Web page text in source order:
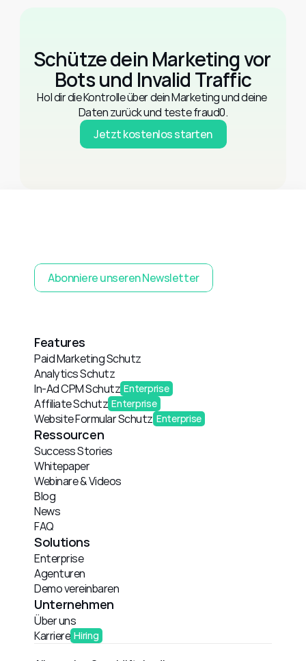
Schütze dein Marketing vor
Bots und Invalid Traffic
Hol dir die Kontrolle über dein Marketing und deine
Daten zurück und teste fraud0.
Jetzt kostenlos starten
Abonniere unseren Newsletter
Features
Paid Marketing Schutz
Analytics Schutz
In-Ad CPM Schutz Enterprise
Affiliate Schutz Enterprise
Website Formular Schutz Enterprise
Ressourcen
Success Stories
Whitepaper
Webinare & Videos
Blog
News
FAQ
Solutions
Enterprise
Agenturen
Demo vereinbaren
Unternehmen
Über uns
Karriere Hiring